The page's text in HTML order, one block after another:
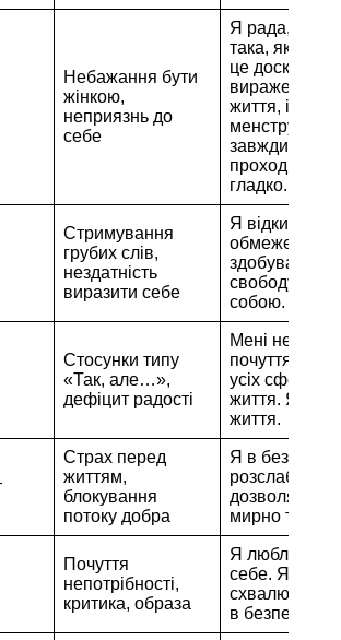
Небажання бути
жінкою,
неприязнь до
себе
Я рада, що я
така, яка я
це досконале
вираження
життя, і
менструація
завжди
проходить
гладко.
Стримування
грубих слів,
нездатність
виразити себе
Я відкидаю
обмеження і
здобуваю
свободу бути
собою.
Стосунки типу
«Так, але…»,
дефіцит радості
Мені не
почуття
усіх сферах
життя. Я
життя.
Страх перед
життям,
блокування
потоку добра
Я в безпеці.
дозволяю
мирно текти.
Почуття
непотрібності,
критика, образа
Я люблю і
себе. Я
схвалюю
в безпеці.